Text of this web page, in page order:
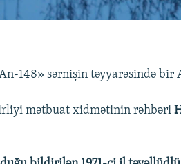
148» sərnişin təyyarəsində bir
mətbuat xidmətinin rəhbəri